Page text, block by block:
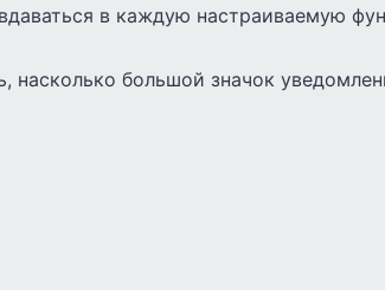
в каждую настраиваемую
большой значок